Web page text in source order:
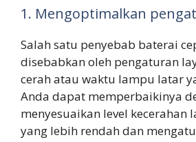
1. Mengoptimalkan
Salah satu penyebab baterai
disebabkan oleh pengaturan
cerah atau waktu lampu latar
Anda dapat memperbaikinya
menyesuaikan level kecerahan
yang lebih rendah dan